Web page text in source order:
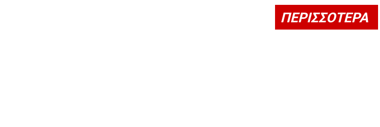
ΠΕΡΙΣΣΟΤΕΡΑ